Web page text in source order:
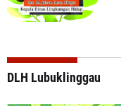
DLH Lubuklinggau